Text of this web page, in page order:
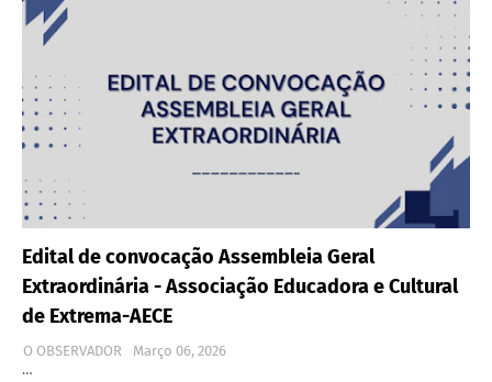
Edital de convocação Assembleia Geral
Extraordinária - Associação Educadora e Cultural
de Extrema-AECE
O OBSERVADOR
Março 06, 2026
…